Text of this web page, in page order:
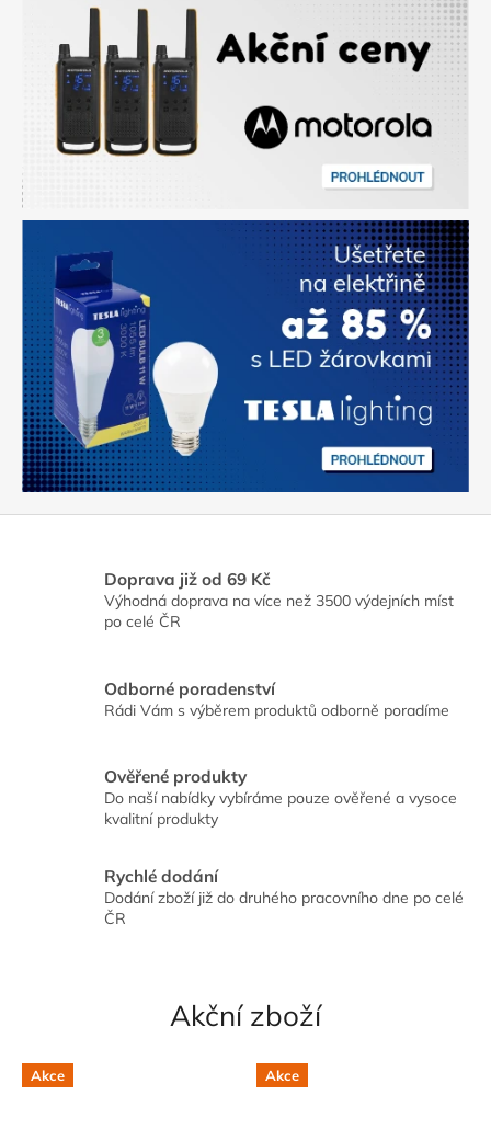
Doprava již od 69 Kč
Výhodná doprava na více než 3500 výdejních míst
po celé ČR
Odborné poradenství
Rádi Vám s výběrem produktů odborně poradíme
Ověřené produkty
Do naší nabídky vybíráme pouze ověřené a vysoce
kvalitní produkty
Rychlé dodání
Dodání zboží již do druhého pracovního dne po celé
ČR
Akční zboží
Akce Akce